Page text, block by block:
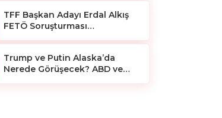
TFF Başkan Adayı Erdal Alkış
FETÖ Soruşturması
Trump ve Putin Alaska’da
Nerede Görüşecek? ABD ve